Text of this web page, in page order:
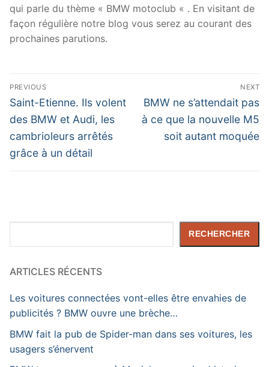
qui parle du thème « BMW motoclub « . En visitant de
façon régulière notre blog vous serez au courant des
prochaines parutions.
Navigation
de
l’article
PREVIOUS
Previous
post:
Saint-Etienne. Ils volent
des BMW et Audi, les
cambrioleurs arrêtés
grâce à un détail
NEXT
Next
post:
BMW ne s’attendait pas
à ce que la nouvelle M5
soit autant moquée
RECHERCHER
ARTICLES RÉCENTS
Les voitures connectées vont-elles être envahies de
publicités ? BMW ouvre une brèche…
BMW fait la pub de Spider-man dans ses voitures, les
usagers s’énervent